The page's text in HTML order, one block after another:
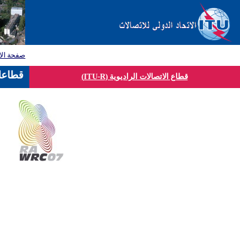
صفحة
قطاع الاتصالات الراديوية (ITU-R)